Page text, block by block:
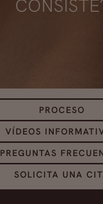
PROCESO
VÍDEOS
PREGUNTAS
SOLICITA UNA